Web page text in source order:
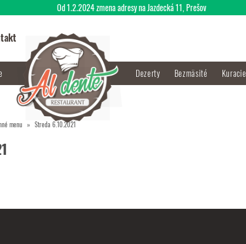
menu Streda 6.10.2021
Dezerty Bezmäsité Kuracie
Od 1.2.2024 zmena adresy na Jazdecká 11, Prešov